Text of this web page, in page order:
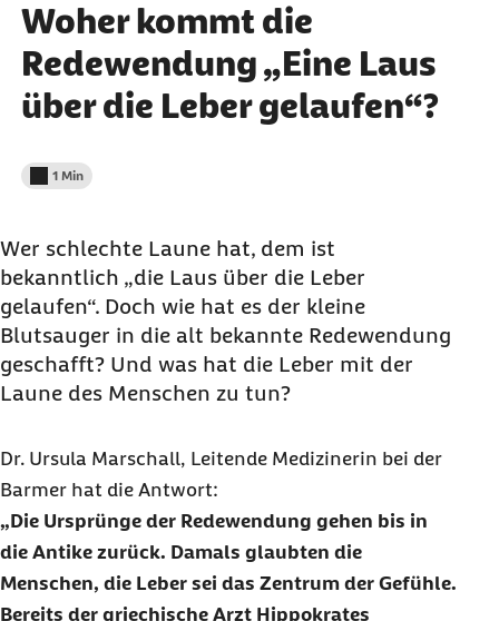
Woher kommt die
Redewendung „Eine Laus
über die Leber gelaufen“?
Lesedauer weniger als
1 Min
Wer schlechte Laune hat, dem ist
bekanntlich „die Laus über die Leber
gelaufen“. Doch wie hat es der kleine
Blutsauger in die alt bekannte Redewendung
geschafft? Und was hat die Leber mit der
Laune des Menschen zu tun?
Dr. Ursula Marschall, Leitende Medizinerin bei der
Barmer hat die Antwort:
Die Ursprünge der Redewendung gehen bis in
die Antike zurück. Damals glaubten die
Menschen, die Leber sei das Zentrum der Gefühle.
Bereits der griechische Arzt Hippokrates